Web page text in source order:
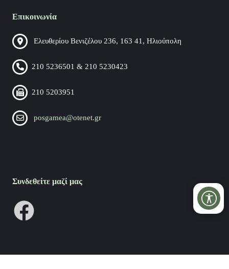
Επικοινωνία
Ελευθερίου Βενιζέλου 236, 163 41, Ηλιούπολη
210 5236501 & 210 5230423
210 5203951
posgamea@otenet.gr
Συνδεθείτε μαζί μας